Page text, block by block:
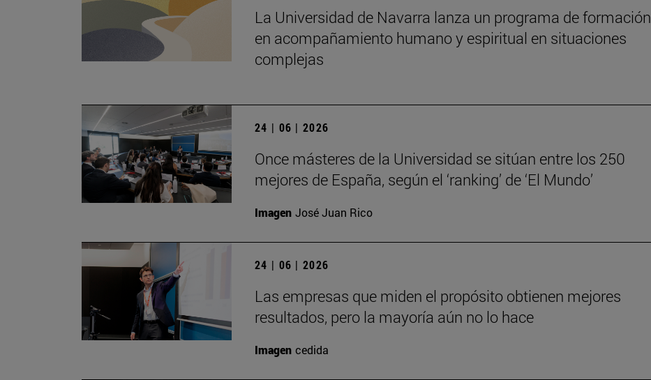
La Universidad de Navarra lanza un programa de formación
en acompañamiento humano y espiritual en situaciones
complejas
24 | 06 | 2026
Once másteres de la Universidad se sitúan entre los 250
mejores de España, según el ‘ranking’ de ‘El Mundo’
Imagen José Juan Rico
24 | 06 | 2026
Las empresas que miden el propósito obtienen mejores
resultados, pero la mayoría aún no lo hace
Imagen cedida